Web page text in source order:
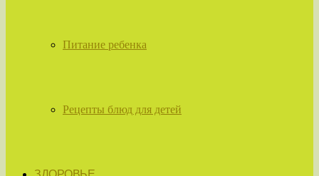
Питание ребенка
Рецепты блюд для детей